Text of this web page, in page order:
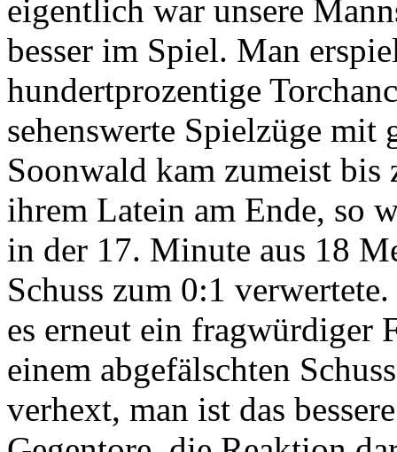
eigentlich war unsere
besser im Spiel. Man
hundertprozentige
sehenswerte Spielzüge mit
Soonwald kam zumeist bis
ihrem Latein am Ende, so
in der 17. Minute aus 18
Schuss zum 0:1
es erneut ein fragwürdiger
einem abgefälschten
verhext, man ist das